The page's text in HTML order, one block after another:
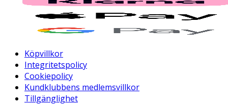
Köpvillkor
Integritetspolicy
Cookiepolicy
Kundklubbens medlemsvillkor
Tillgänglighet